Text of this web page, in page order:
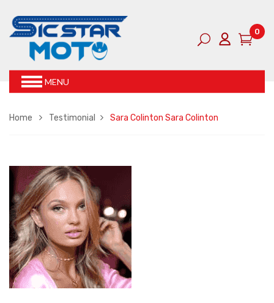
0
MENU
Home Testimonial Sara Colinton Sara Colinton